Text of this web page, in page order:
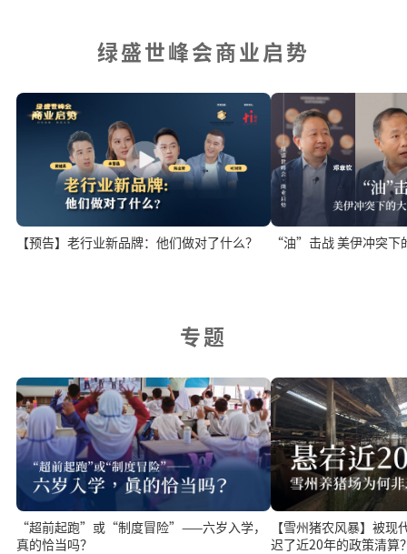
绿盛世峰会商业启势
【预告】老行业新品牌：他们做对了什么？ “油”击战 美伊冲突下
专题
“超前起跑”或“制度冒险”——六岁入学，
真的恰当吗？
【雪州猪农风暴】被
迟了近20年的政策清算